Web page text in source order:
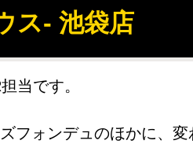
ス- 池袋店
当です。
フォンデュのほかに、変